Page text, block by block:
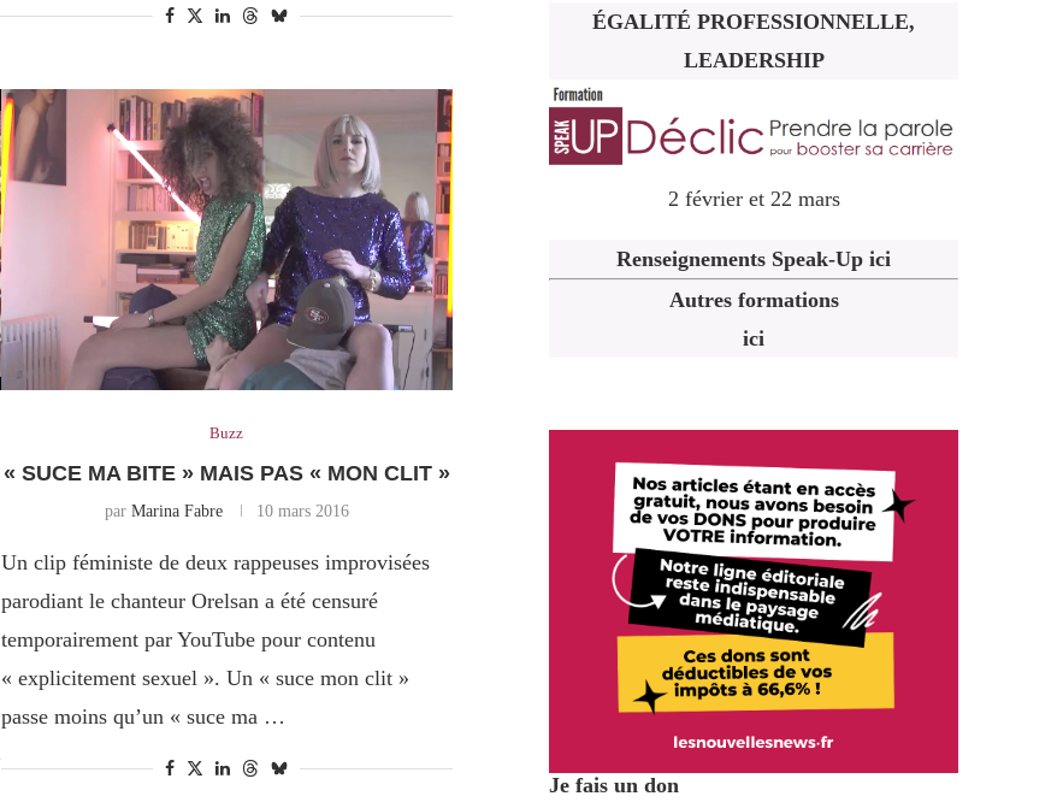
Buzz
« SUCE MA BITE » MAIS PAS « MON CLIT »
par Marina Fabre 10 mars 2016
Un clip féministe de deux rappeuses improvisées
parodiant le chanteur Orelsan a été censuré
temporairement par YouTube pour contenu
« explicitement sexuel ». Un « suce mon clit »
passe moins qu’un « suce ma …
ÉGALITÉ PROFESSIONNELLE,
LEADERSHIP
2 février et 22 mars
Renseignements Speak-Up ici
Autres formations
ici
Je fais un don